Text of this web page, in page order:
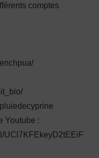
comptes
Youtube :
UCl7KFEkeyD2tEEiF